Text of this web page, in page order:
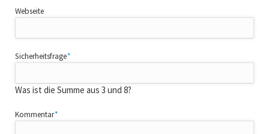
Webseite
Pflichtfeld
Sicherheitsfrage*
Was ist die Summe aus 3 und 8?
Pflichtfeld
Kommentar*